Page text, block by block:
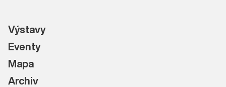
Výstavy
Eventy
Mapa
Archiv